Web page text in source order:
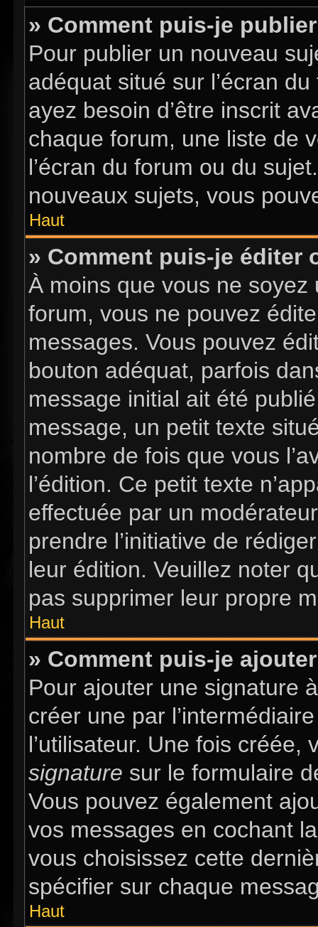
» Comment puis-je
Pour publier un nouveau
adéquat situé sur l’écran
ayez besoin d’être inscrit
chaque forum, une liste de
l’écran du forum ou du
nouveaux sujets, vous
Haut
» Comment puis-je éditer
À moins que vous ne
forum, vous ne pouvez
messages. Vous pouvez
bouton adéquat, parfois
message initial ait été
message, un petit texte
nombre de fois que vous
l’édition. Ce petit texte
effectuée par un
prendre l’initiative de
leur édition. Veuillez noter
pas supprimer leur propre
Haut
» Comment puis-je
Pour ajouter une signature
créer une par
l’utilisateur. Une fois
signature sur le formulaire
Vous pouvez également
vos messages en cochant
vous choisissez cette
spécifier sur chaque
Haut